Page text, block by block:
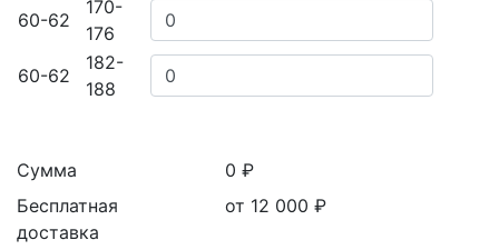
60-62
170-
176
60-62
182-
188
Сумма
Бесплатная
доставка
0 ₽
от 12 000 ₽